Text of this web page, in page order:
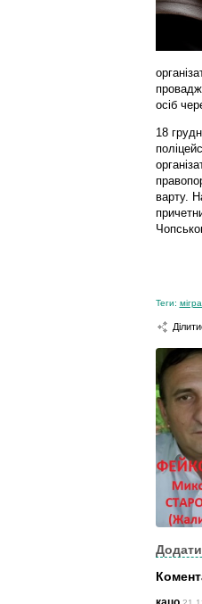
осіб
18
варту.
Теги: